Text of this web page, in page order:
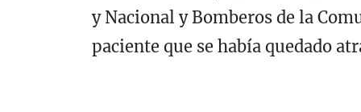
y Nacional y Bomberos de la
paciente que se había quedado